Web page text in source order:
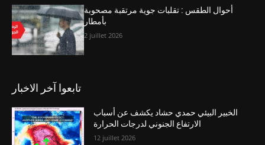
أحوال الطقس : تقلبات جوية مرتقبة مصحوبة
بأمطار
2 juillet 2026
تابعوا آخر الاخبار
الخبير البيئي حمدي حشاد يكشف عن أسباب
الارتفاع الجنوني لدرجات الحرارة
12 juillet 2026